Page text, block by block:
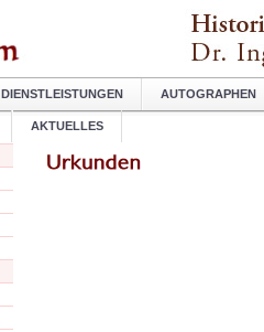
DIENSTLEISTUNGEN AUTOGRAPHEN
AKTUELLES